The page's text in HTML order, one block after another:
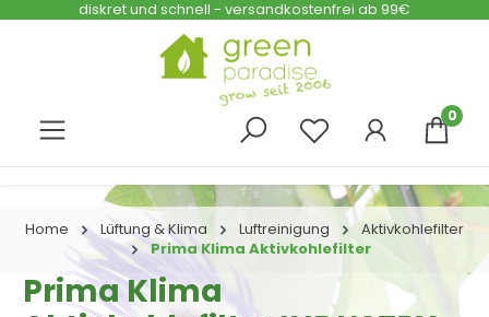
Zum Hauptinhalt springen
diskret und schnell - versandkostenfrei ab 99€
0
Home Lüftung & Klima Luftreinigung
Aktivkohlefilter
Prima Klima Aktivkohlefilter
Prima Klima